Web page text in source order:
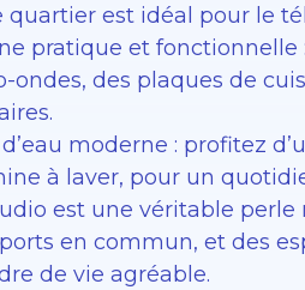
quartier est idéal pour le
pratique et
ondes, des plaques de
moderne : profitez
à laver, pour un
est une véritable
en commun, et des
de vie agréable.